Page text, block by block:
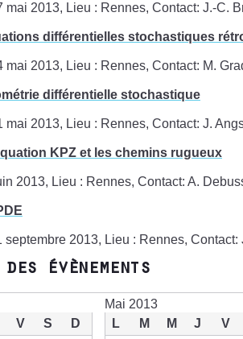
mai 2013, Lieu : Rennes, Contact: J.-C.
différentielles stochastiques
mai 2013, Lieu : Rennes, Contact: M.
différentielle stochastique
mai 2013, Lieu : Rennes, Contact: J.
KPZ et les chemins rugueux
2013, Lieu : Rennes, Contact: A.
septembre 2013, Lieu : Rennes,
évènements
V S
D
Mai 2013
L
M M J
V